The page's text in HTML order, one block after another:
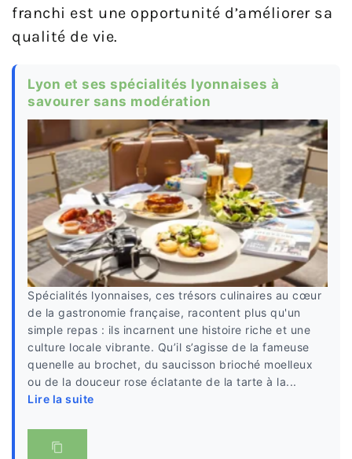
franchi est une opportunité d’améliorer sa
qualité de vie.
Lyon et ses spécialités lyonnaises à
savourer sans modération
Spécialités lyonnaises, ces trésors culinaires au cœur
de la gastronomie française, racontent plus qu'un
simple repas : ils incarnent une histoire riche et une
culture locale vibrante. Qu’il s’agisse de la fameuse
quenelle au brochet, du saucisson brioché moelleux
ou de la douceur rose éclatante de la tarte à la...
Lire la suite